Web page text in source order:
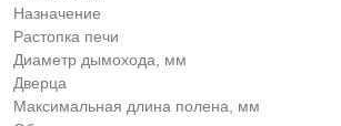
Назначение
Растопка печи
Диаметр дымохода, мм
Дверца
Максимальная длина полена, мм